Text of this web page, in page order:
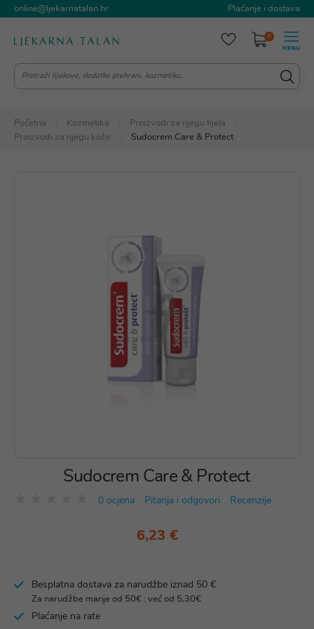
online@ljekarnatalan.hr Plaćanje i dostava
0
Početna Kozmetika
Proizvodi za njegu tijela
Proizvodi za njegu kože
Sudocrem Care & Protect
Sudocrem Care & Protect
0 ocjena Pitanja i odgovori Recenzije
6,23 €
Besplatna dostava za narudžbe iznad 50 €
Za narudžbe manje od 50€ : već od 5,30€
Plaćanje na rate